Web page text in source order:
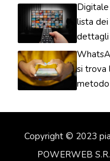
lista
dettagli
si trova
Copyright © 2023
POWERWEB